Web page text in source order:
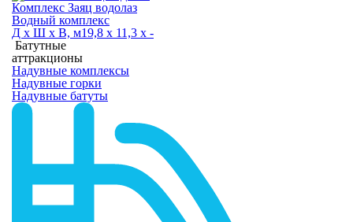
Комплекс Заяц водолаз
Водный комплекс
Д х Ш х В, м19,8 х 11,3 х -
Батутные
аттракционы
Надувные комплексы
Надувные горки
Надувные батуты